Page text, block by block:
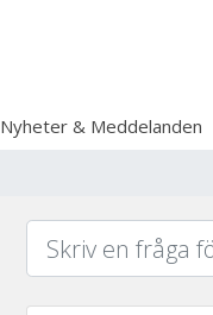
Nyheter & Meddelanden